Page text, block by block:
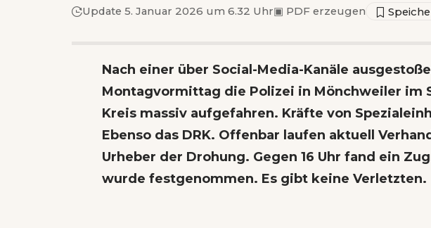
Update 5. Januar 2026 um 6.32 Uhr▣ PDF erzeugen
Nach einer über Social-Media-Kanäle
Montagvormittag die Polizei in Mönchweiler im
Kreis massiv aufgefahren. Kräfte von
Ebenso das DRK. Offenbar laufen aktuell
Urheber der Drohung. Gegen 16 Uhr fand ein
wurde festgenommen. Es gibt keine Verletzten.